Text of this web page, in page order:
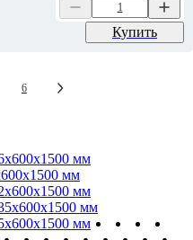
Купить
6
мм
мм
мм
мм
мм